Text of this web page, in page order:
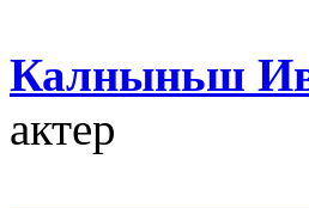
Калныньш
актер